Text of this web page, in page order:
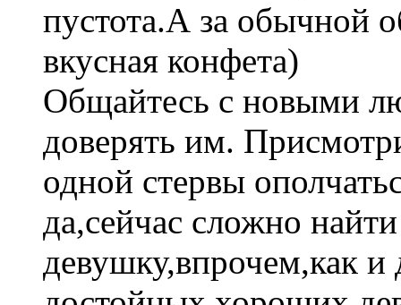
пустота.А за обычной
вкусная конфета)
Общайтесь с новыми
доверять им.
одной стервы
да,сейчас сложно
девушку,впрочем,как